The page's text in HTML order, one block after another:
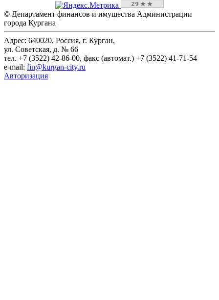
© Департамент финансов и имущества Администрации
города Кургана
Адрес: 640020, Россия, г. Курган,
ул. Советская, д. № 66
тел. +7 (3522) 42-86-00, факс (автомат.) +7 (3522) 41-71-54
e-mail: fin@kurgan-city.ru
Авторизация